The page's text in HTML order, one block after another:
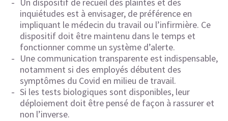
Un dispositif de recueil des plaintes et des
inquiétudes est à envisager, de préférence en
impliquant le médecin du travail ou l’infirmière. Ce
dispositif doit être maintenu dans le temps et
fonctionner comme un système d’alerte.
Une communication transparente est indispensable,
notamment si des employés débutent des
symptômes du Covid en milieu de travail.
Si les tests biologiques sont disponibles, leur
déploiement doit être pensé de façon à rassurer et
non l’inverse.